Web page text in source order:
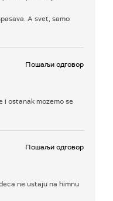
A svet, samo
Пошаљи одговор
i ostanak mozemo se
Пошаљи одговор
ne ustaju na himnu